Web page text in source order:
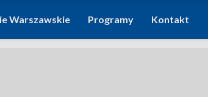
Warszawskie Programy Kontakt